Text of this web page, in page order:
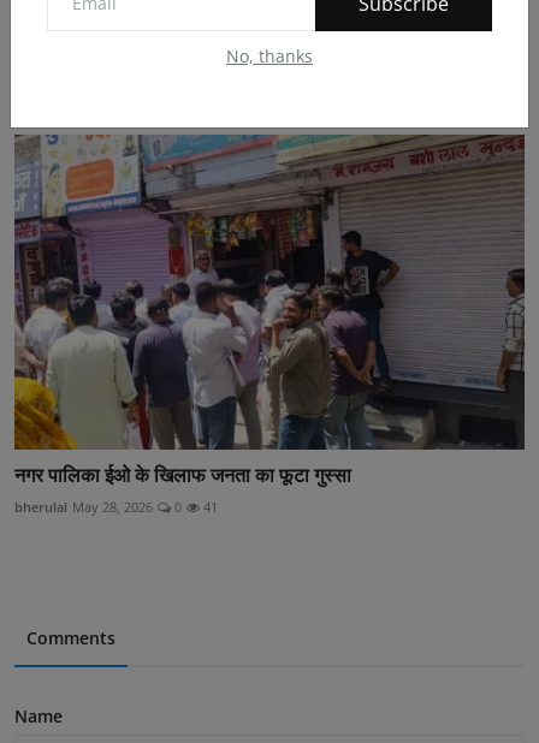
No, thanks
लाडो सेवा फाउंडेशन ने किया महिला सुरक्षा एवं सम्मान पोस...
नगर पालिका ईओ के खिलाफ जनता का फूटा गुस्सा
bherulal May 28, 2026 0 41
Comments
Name